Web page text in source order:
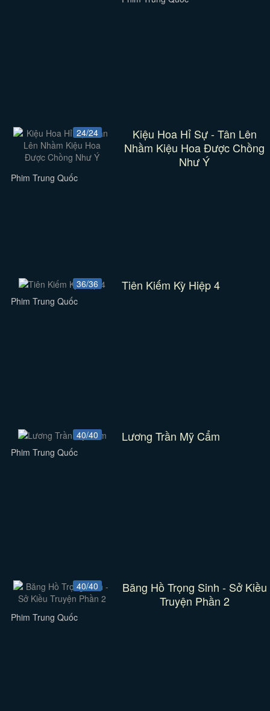
24/24
Kiệu Hoa Hỉ Sự - Tân Lên
Nhầm Kiệu Hoa Được Chồng
Như Ý
Phim Trung Quốc
36/36 Tiên Kiếm Kỳ Hiệp 4
Phim Trung Quốc
40/40 Lương Trần Mỹ Cẩm
Phim Trung Quốc
40/40
Băng Hồ Trọng Sinh - Sở Kiều
Truyện Phần 2
Phim Trung Quốc